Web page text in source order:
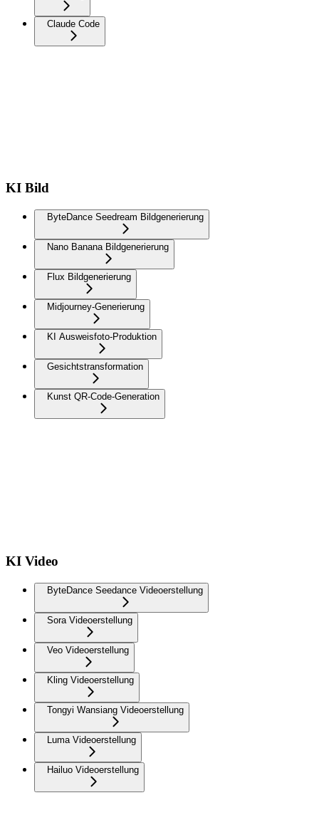
Claude Code
KI Bild
ByteDance Seedream Bildgenerierung
Nano Banana Bildgenerierung
Flux Bildgenerierung
Midjourney-Generierung
KI Ausweisfoto-Produktion
Gesichtstransformation
Kunst QR-Code-Generation
KI Video
ByteDance Seedance Videoerstellung
Sora Videoerstellung
Veo Videoerstellung
Kling Videoerstellung
Tongyi Wansiang Videoerstellung
Luma Videoerstellung
Hailuo Videoerstellung